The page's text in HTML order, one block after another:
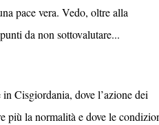
pace vera. Vedo, oltre alla
da non sottovalutare...
Cisgiordania, dove l’azione dei
più la normalità e dove le